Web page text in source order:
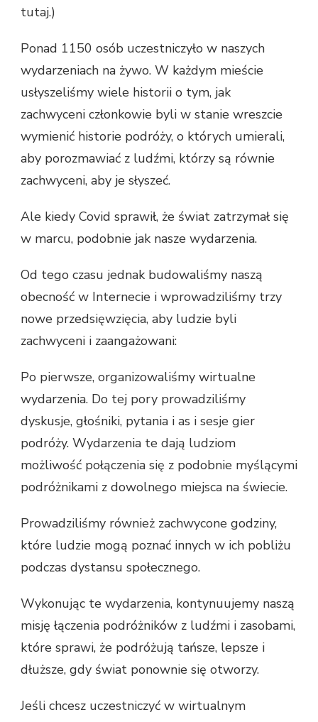
tutaj.)
Ponad 1150 osób uczestniczyło w naszych
wydarzeniach na żywo. W każdym mieście
usłyszeliśmy wiele historii o tym, jak
zachwyceni członkowie byli w stanie wreszcie
wymienić historie podróży, o których umierali,
aby porozmawiać z ludźmi, którzy są równie
zachwyceni, aby je słyszeć.
Ale kiedy Covid sprawił, że świat zatrzymał się
w marcu, podobnie jak nasze wydarzenia.
Od tego czasu jednak budowaliśmy naszą
obecność w Internecie i wprowadziliśmy trzy
nowe przedsięwzięcia, aby ludzie byli
zachwyceni i zaangażowani:
Po pierwsze, organizowaliśmy wirtualne
wydarzenia. Do tej pory prowadziliśmy
dyskusje, głośniki, pytania i as i sesje gier
podróży. Wydarzenia te dają ludziom
możliwość połączenia się z podobnie myślącymi
podróżnikami z dowolnego miejsca na świecie.
Prowadziliśmy również zachwycone godziny,
które ludzie mogą poznać innych w ich pobliżu
podczas dystansu społecznego.
Wykonując te wydarzenia, kontynuujemy naszą
misję łączenia podróżników z ludźmi i zasobami,
które sprawi, że podróżują tańsze, lepsze i
dłuższe, gdy świat ponownie się otworzy.
Jeśli chcesz uczestniczyć w wirtualnym